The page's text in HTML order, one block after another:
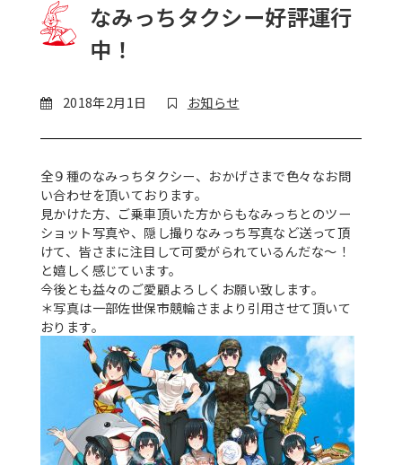
なみっちタクシー好評運行
中！
2018年2月1日 お知らせ
全９種のなみっちタクシー、おかげさまで色々なお問
い合わせを頂いております。
見かけた方、ご乗車頂いた方からもなみっちとのツー
ショット写真や、隠し撮りなみっち写真など送って頂
けて、皆さまに注目して可愛がられているんだな～！
と嬉しく感じています。
今後とも益々のご愛顧よろしくお願い致します。
＊写真は一部佐世保市競輪さまより引用させて頂いて
おります。